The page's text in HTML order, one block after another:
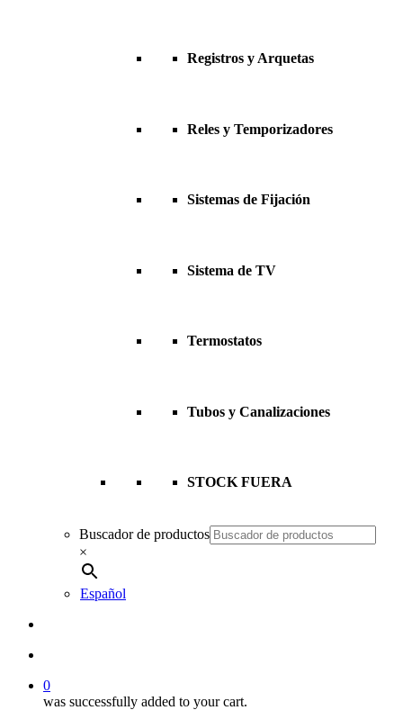
Registros y Arquetas
Reles y Temporizadores
Sistemas de Fijación
Sistema de TV
Termostatos
Tubos y Canalizaciones
STOCK FUERA
Buscador de productos
×
Español
0
was successfully added to your cart.